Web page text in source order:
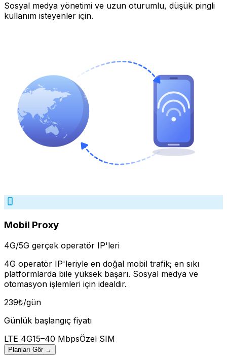
Sosyal medya yönetimi ve uzun oturumlu, düşük pingli
kullanım isteyenler için.
Mobil Proxy
4G/5G gerçek operatör IP'leri
4G operatör IP'leriyle en doğal mobil trafik; en sıkı
platformlarda bile yüksek başarı. Sosyal medya ve
otomasyon işlemleri için idealdir.
239₺/gün
Günlük başlangıç fiyatı
LTE 4G15–40 MbpsÖzel SIM
Planları Gör →